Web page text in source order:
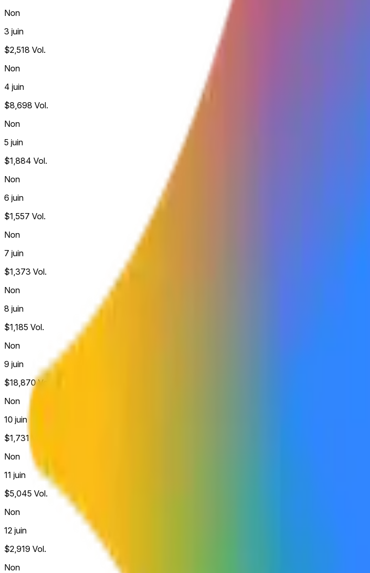
Non
3 juin
$2,518 Vol.
Non
4 juin
$8,698 Vol.
Non
5 juin
$1,884 Vol.
Non
6 juin
$1,557 Vol.
Non
7 juin
$1,373 Vol.
Non
8 juin
$1,185 Vol.
Non
9 juin
$18,870 Vol.
Non
10 juin
$1,731
Non
11 juin
$5,045 Vol.
Non
12 juin
$2,919 Vol.
Non